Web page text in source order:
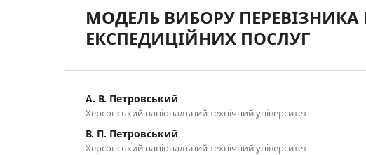
МОДЕЛЬ ВИБОРУ
ЕКСПЕДИЦІЙНИХ ПОСЛУГ
А. В. Петровський
Херсонський національний технічний університет
В. П. Петровський
Херсонський національний технічний університет